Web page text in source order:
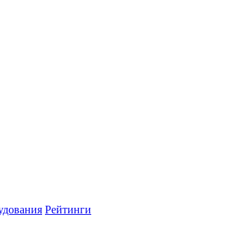
Рейтинги